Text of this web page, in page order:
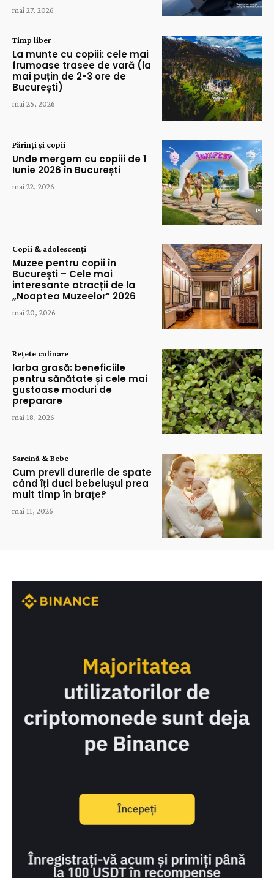
mai 27, 2026
Timp liber
La munte cu copiii: cele mai
frumoase trasee de vară (la
mai puțin de 2-3 ore de
București)
mai 25, 2026
Părinți și copii
Unde mergem cu copiii de 1
Iunie 2026 în București
mai 22, 2026
Copii & adolescenți
Muzee pentru copii în
București – Cele mai
interesante atracții de la
„Noaptea Muzeelor” 2026
mai 20, 2026
Rețete culinare
Iarba grasă: beneficiile
pentru sănătate și cele mai
gustoase moduri de
preparare
mai 18, 2026
Sarcină & Bebe
Cum previi durerile de spate
când îți duci bebelușul prea
mult timp în brațe?
mai 11, 2026